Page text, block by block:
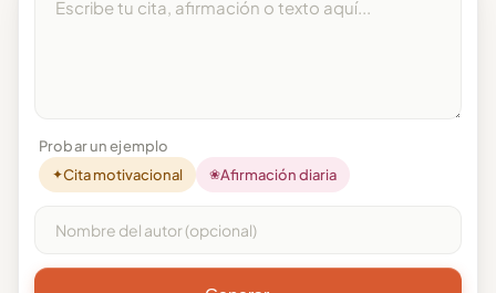
Probar un ejemplo
✦Cita motivacional ❀Afirmación diaria